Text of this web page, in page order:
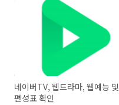
네이버TV, 웹드라마, 웹예능 및
편성표 확인